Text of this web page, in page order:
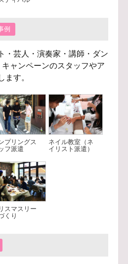
例
・芸人・演奏家・講師・ダン
ャンペーンのスタッフやア
ます。
プリングス
フ派遣
ネイル教室（ネ
イリスト派遣）
スマスリー
くり